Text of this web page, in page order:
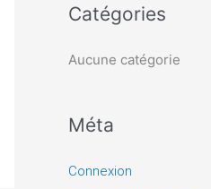
e
r
Catégories
Aucune catégorie
Méta
Connexion